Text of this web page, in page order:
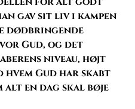
gav sit liv i kampen
dødbringende
Gud, og det
niveau, højt
Gud har skabt
alt en dag skal bøje